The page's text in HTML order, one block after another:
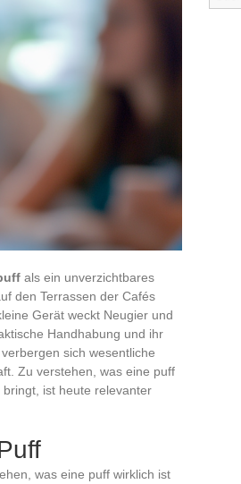
als ein unverzichtbares
den Terrassen der Cafés
Gerät weckt Neugier und
Handhabung und ihr
sich wesentliche
Zu verstehen, was eine puff
ist heute relevanter
was eine puff wirklich ist